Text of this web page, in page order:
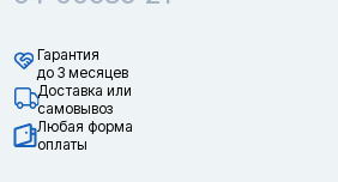
Гарантия
до 3 месяцев
Доставка или
самовывоз
Любая форма
оплаты